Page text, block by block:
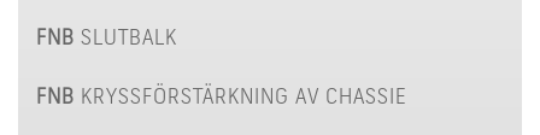
FNB SLUTBALK
FNB KRYSSFÖRSTÄRKNING AV CHASSIE